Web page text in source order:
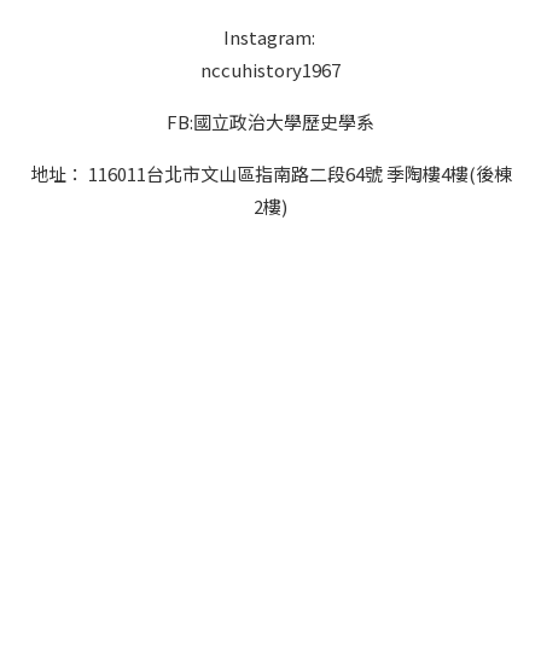
Instagram:
nccuhistory1967
FB:國立政治大學歷史學系
地址： 116011台北市文山區指南路二段64號 季陶樓4樓(後棟
2樓)